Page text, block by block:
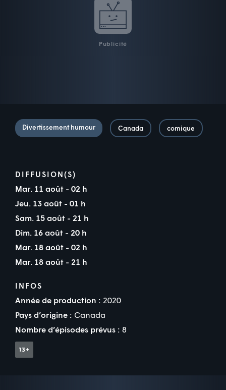
Publicité
Divertissement humour Canada comique
DIFFUSION(S)
Mar. 11 août - 02 h
Jeu. 13 août - 01 h
Sam. 15 août - 21 h
Dim. 16 août - 20 h
Mar. 18 août - 02 h
Mar. 18 août - 21 h
INFOS
Année de production : 2020
Pays d’origine : Canada
Nombre d’épisodes prévus : 8